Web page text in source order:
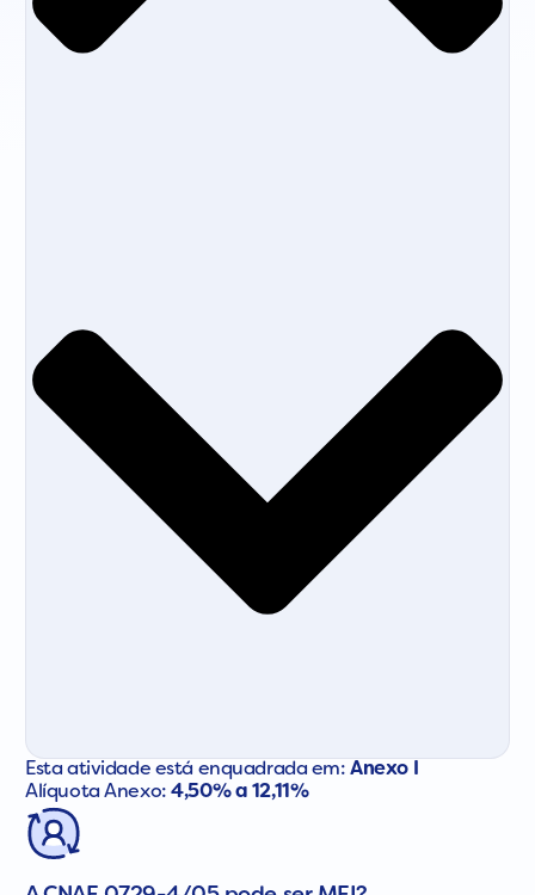
Esta atividade está enquadrada em:Anexo I
Alíquota Anexo:4,50% a 12,11%